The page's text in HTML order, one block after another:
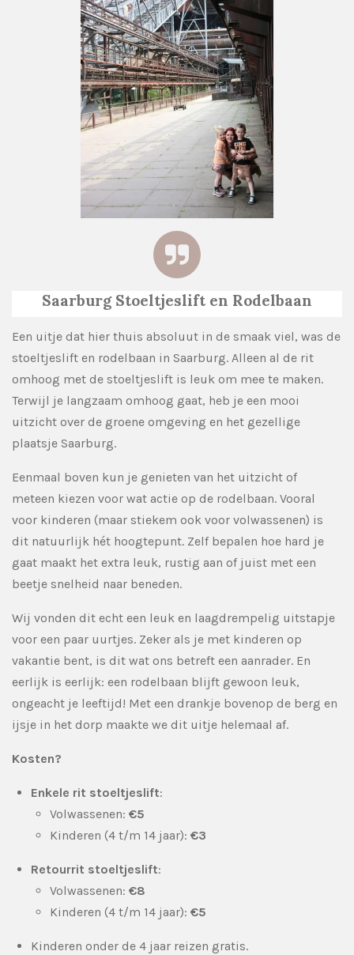
Saarburg Stoeltjeslift en Rodelbaan
Een uitje dat hier thuis absoluut in de smaak viel, was de
stoeltjeslift en rodelbaan in Saarburg. Alleen al de rit
omhoog met de stoeltjeslift is leuk om mee te maken.
Terwijl je langzaam omhoog gaat, heb je een mooi
uitzicht over de groene omgeving en het gezellige
plaatsje Saarburg.
Eenmaal boven kun je genieten van het uitzicht of
meteen kiezen voor wat actie op de rodelbaan. Vooral
voor kinderen (maar stiekem ook voor volwassenen) is
dit natuurlijk hét hoogtepunt. Zelf bepalen hoe hard je
gaat maakt het extra leuk, rustig aan of juist met een
beetje snelheid naar beneden.
Wij vonden dit echt een leuk en laagdrempelig uitstapje
voor een paar uurtjes. Zeker als je met kinderen op
vakantie bent, is dit wat ons betreft een aanrader. En
eerlijk is eerlijk: een rodelbaan blijft gewoon leuk,
ongeacht je leeftijd! Met een drankje bovenop de berg en
ijsje in het dorp maakte we dit uitje helemaal af.
Kosten?
Enkele rit stoeltjeslift:
Volwassenen: €5
Kinderen (4 t/m 14 jaar): €3
Retourrit stoeltjeslift:
Volwassenen: €8
Kinderen (4 t/m 14 jaar): €5
Kinderen onder de 4 jaar reizen gratis.